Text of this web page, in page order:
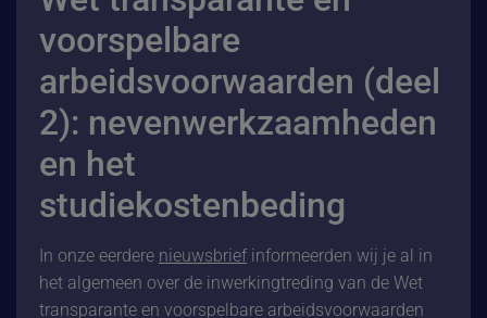
voorspelbare
arbeidsvoorwaarden (deel
2): nevenwerkzaamheden
en het
studiekostenbeding
In onze eerdere nieuwsbriefinformeerden wij je al in
het algemeen over de inwerkingtreding van de Wet
transparante en voorspelbare arbeidsvoorwaarden